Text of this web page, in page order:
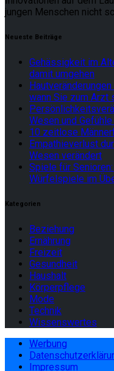
jungen Menschen nicht
Neueste Beiträge
Gehässigkeit im
damit umgehen
wann Sie zum Arzt
Wesen und
10 zeitlose
Empathieverlust
Wesen verändert
Spiele für
Würfelspiele im
Kategorien
Beziehung
Ernährung
Freizeit
Gesundheit
Haushalt
Körperpflege
Mode
Technik
Wissenswertes
Werbung
Impressum